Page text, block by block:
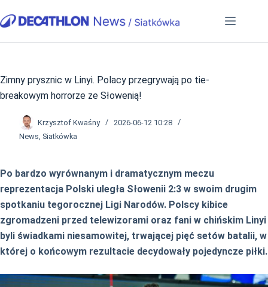
do
Zimny prysznic w Linyi. Polacy przegrywają po tie-
breakowym horrorze ze Słowenią!
Krzysztof Kwaśny
2026-06-12 10:28
News, Siatkówka
Po bardzo wyrównanym i dramatycznym meczu
reprezentacja Polski uległa Słowenii 2:3 w swoim drugim
spotkaniu tegorocznej Ligi Narodów. Polscy kibice
zgromadzeni przed telewizorami oraz fani w chińskim Linyi
byli świadkami niesamowitej, trwającej pięć setów batalii, w
której o końcowym rezultacie decydowały pojedyncze piłki.